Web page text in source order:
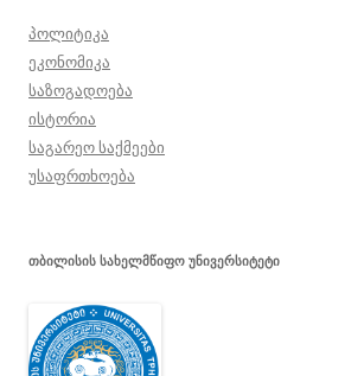
პოლიტიკა
ეკონომიკა
საზოგადოება
ისტორია
საგარეო საქმეები
უსაფრთხოება
ᲗᲑᲘᲚᲘᲡᲘᲡ ᲡᲐᲮᲔᲚᲛᲬᲘᲤᲝ ᲣᲜᲘᲕᲔᲠᲡᲘᲢᲔᲢᲘ